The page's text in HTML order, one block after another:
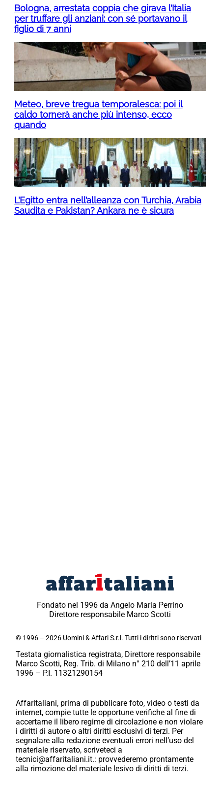
Bologna, arrestata coppia che girava l’Italia
per truffare gli anziani: con sé portavano il
figlio di 7 anni
Meteo, breve tregua temporalesca: poi il
caldo tornerà anche più intenso, ecco
quando
L’Egitto entra nell’alleanza con Turchia, Arabia
Saudita e Pakistan? Ankara ne è sicura
Fondato nel 1996 da Angelo Maria Perrino
Direttore responsabile Marco Scotti
© 1996 – 2026 Uomini & Affari S.r.l. Tutti i diritti sono riservati
Testata giornalistica registrata, Direttore responsabile
Marco Scotti, Reg. Trib. di Milano n° 210 dell’11 aprile
1996 – P.I. 11321290154
Affaritaliani, prima di pubblicare foto, video o testi da
internet, compie tutte le opportune verifiche al fine di
accertarne il libero regime di circolazione e non violare
i diritti di autore o altri diritti esclusivi di terzi. Per
segnalare alla redazione eventuali errori nell’uso del
materiale riservato, scriveteci a
tecnici@affaritaliani.it.: provvederemo prontamente
alla rimozione del materiale lesivo di diritti di terzi.